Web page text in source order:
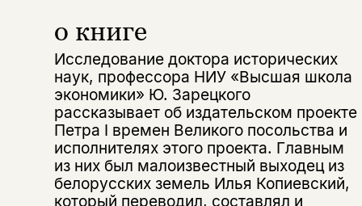
о книге
Исследование доктора исторических
наук, профессора НИУ «Высшая школа
экономики» Ю. Зарецкого
рассказывает об издательском проекте
Петра I времен Великого посольства и
исполнителях этого проекта. Главным
из них был малоизвестный выходец из
белорусских земель Илья Копиевский,
который переводил, составлял и